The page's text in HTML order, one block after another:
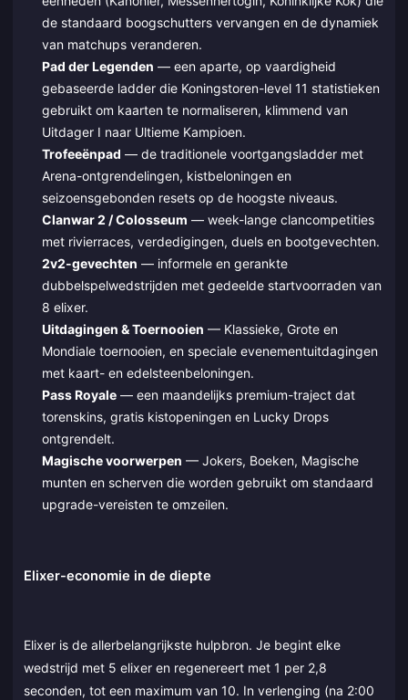
de standaard boogschutters vervangen en de dynamiek
van matchups veranderen.
Pad der Legenden — een aparte, op vaardigheid
gebaseerde ladder die Koningstoren-level 11 statistieken
gebruikt om kaarten te normaliseren, klimmend van
Uitdager I naar Ultieme Kampioen.
Trofeeënpad — de traditionele voortgangsladder met
Arena-ontgrendelingen, kistbeloningen en
seizoensgebonden resets op de hoogste niveaus.
Clanwar 2 / Colosseum — week-lange clancompetities
met rivierraces, verdedigingen, duels en bootgevechten.
2v2-gevechten — informele en gerankte
dubbelspelwedstrijden met gedeelde startvoorraden van
8 elixer.
Uitdagingen & Toernooien — Klassieke, Grote en
Mondiale toernooien, en speciale evenementuitdagingen
met kaart- en edelsteenbeloningen.
Pass Royale— een maandelijks premium-traject dat
torenskins, gratis kistopeningen en Lucky Drops
ontgrendelt.
Magische voorwerpen — Jokers, Boeken, Magische
munten en scherven die worden gebruikt om standaard
upgrade-vereisten te omzeilen.
Elixer-economie in de diepte
Elixer is de allerbelangrijkste hulpbron. Je begint elke
wedstrijd met 5 elixer en regenereert met 1 per 2,8
seconden, tot een maximum van 10. In verlenging (na 2:00